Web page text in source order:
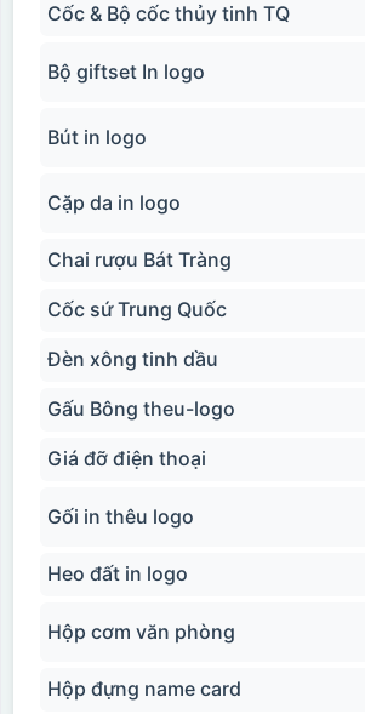
Cốc & Bộ cốc thủy tinh TQ
Bộ giftset In logo
Bút in logo
Cặp da in logo
Chai rượu Bát Tràng
Cốc sứ Trung Quốc
Đèn xông tinh dầu
Gấu Bông theu-logo
Giá đỡ điện thoại
Gối in thêu logo
Heo đất in logo
Hộp cơm văn phòng
Hộp đựng name card